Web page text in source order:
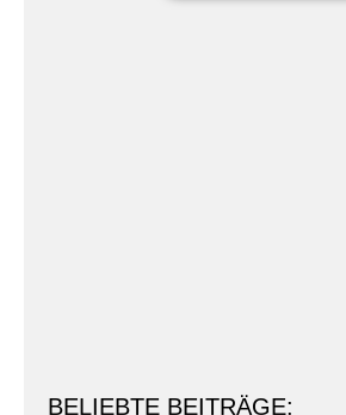
BELIEBTE BEITRÄGE: